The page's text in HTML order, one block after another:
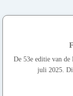
De 53e editie van de
juli 2025.